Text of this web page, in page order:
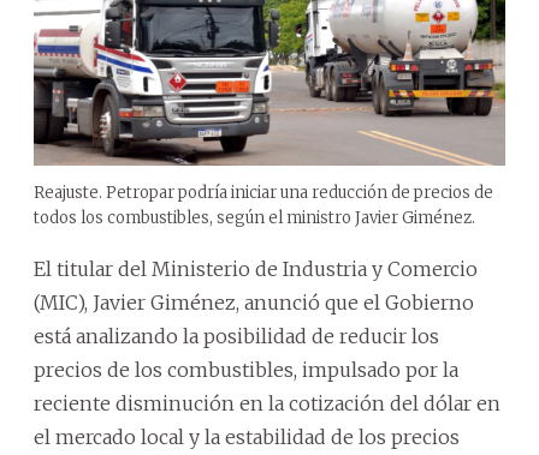
Reajuste. Petropar podría iniciar una reducción de precios de
todos los combustibles, según el ministro Javier Giménez.
El titular del Ministerio de Industria y Comercio
(MIC), Javier Giménez, anunció que el Gobierno
está analizando la posibilidad de reducir los
precios de los combustibles, impulsado por la
reciente disminución en la cotización del dólar en
el mercado local y la estabilidad de los precios